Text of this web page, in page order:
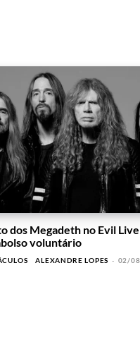
dos Megadeth no Evil
voluntário
ALEXANDRE LOPES - 02/